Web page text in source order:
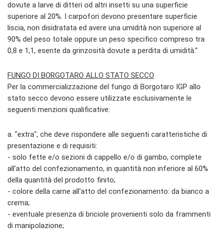
dovute a larve di ditteri od altri insetti su una superficie
superiore al 20%. I carpofori devono presentare superficie
liscia, non disidratata ed avere una umidità non superiore al
90% del peso totale oppure un peso specifico compreso tra
0,8 e 1,1, esente da grinzosità dovute a perdita di umidità.”
FUNGO DI BORGOTARO ALLO STATO SECCO
Per la commercializzazione del fungo di Borgotaro IGP allo
stato secco devono essere utilizzate esclusivamente le
seguenti menzioni qualificative:
a. "extra", che deve rispondere alle seguenti caratteristiche di
presentazione e di requisiti:
- solo fette e/o sezioni di cappello e/o di gambo, complete
all'atto del confezionamento, in quantità non inferiore al 60%
della quantità del prodotto finito;
- colore della carne all'atto del confezionamento: da bianco a
crema;
- eventuale presenza di briciole provenienti solo da frammenti
di manipolazione;